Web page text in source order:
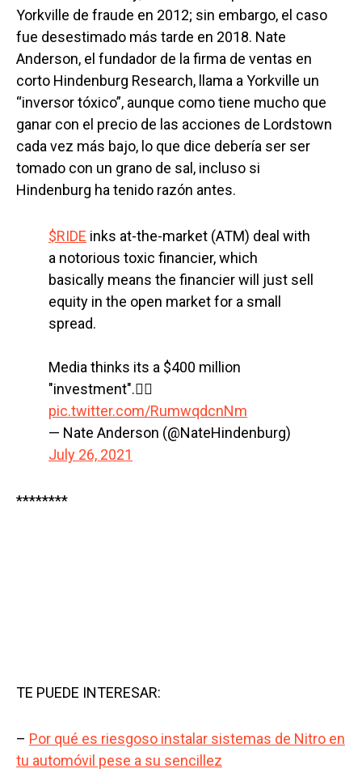
Yorkville de fraude en 2012; sin embargo, el caso
fue desestimado más tarde en 2018. Nate
Anderson, el fundador de la firma de ventas en
corto Hindenburg Research, llama a Yorkville un
“inversor tóxico”, aunque como tiene mucho que
ganar con el precio de las acciones de Lordstown
cada vez más bajo, lo que dice debería ser ser
tomado con un grano de sal, incluso si
Hindenburg ha tenido razón antes.
$RIDE inks at-the-market (ATM) deal with
a notorious toxic financier, which
basically means the financier will just sell
equity in the open market for a small
spread.
Media thinks its a $400 million
"investment".🤦‍♂️
pic.twitter.com/RumwqdcnNm
— Nate Anderson (@NateHindenburg)
July 26, 2021
********
TE PUEDE INTERESAR:
– Por qué es riesgoso instalar sistemas de Nitro en
tu automóvil pese a su sencillez